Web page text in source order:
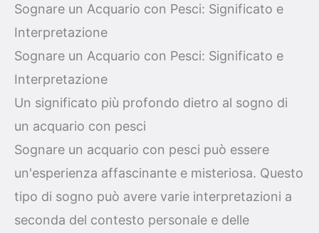
Sognare un Acquario con Pesci: Significato e
Interpretazione
Sognare un Acquario con Pesci: Significato e
Interpretazione
Un significato più profondo dietro al sogno di
un acquario con pesci
Sognare un acquario con pesci può essere
un'esperienza affascinante e misteriosa. Questo
tipo di sogno può avere varie interpretazioni a
seconda del contesto personale e delle